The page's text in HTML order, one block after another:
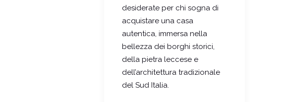
desiderate per chi sogna di
acquistare una casa
autentica, immersa nella
bellezza dei borghi storici,
della pietra leccese e
dell’architettura tradizionale
del Sud Italia.